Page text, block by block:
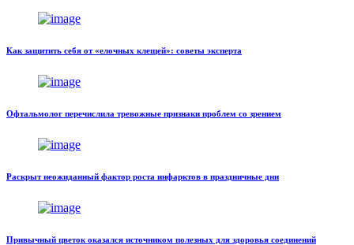
Как защитить себя от «елочных клещей»: советы эксперта
Офтальмолог перечислила тревожные признаки проблем со зрением
Раскрыт неожиданный фактор роста инфарктов в праздничные дни
Привычный цветок оказался источником полезных для здоровья соединений